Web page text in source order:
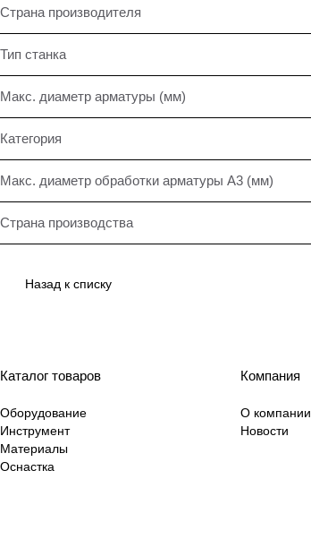
Страна производителя
Тип станка
Макс. диаметр арматуры (мм)
Категория
Макс. диаметр обработки арматуры А3 (мм)
Страна производства
Назад к списку
Каталог товаров
Оборудование
Инструмент
Материалы
Оснастка
Компания
О компании
Новости